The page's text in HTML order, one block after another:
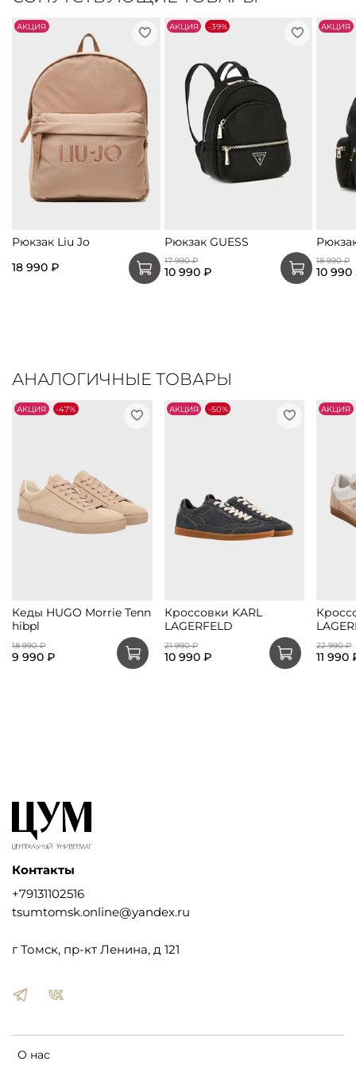
АKЦИЯ
Рюкзак Liu Jo
18 990 ₽
АKЦИЯ -39%
Рюкзак GUESS
17 990 ₽
10 990 ₽
АKЦИЯ
18 990 ₽
10
АНАЛОГИЧНЫЕ ТОВАРЫ
АKЦИЯ -47%
Кеды HUGO Morrie Tenn
hibpl
18 990 ₽
9 990 ₽
АKЦИЯ -50%
Кроссовки KARL
LAGERFELD
21 990 ₽
10 990 ₽
АKЦИЯ
22 990 ₽
11 990
О нас
Контакты
+79131102516
tsumtomsk.online@yandex.ru
г Томск, пр-кт Ленина, д 121